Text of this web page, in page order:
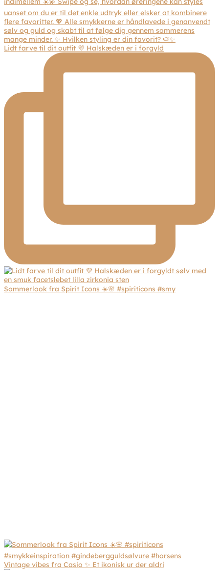
Lidt farve til dit outfit 💜 Halskæden er i forgyld
Sommerlook fra Spirit Icons ☀️🌸 #spiriticons #smy
Vintage vibes fra Casio ✨ Et ikonisk ur der aldri